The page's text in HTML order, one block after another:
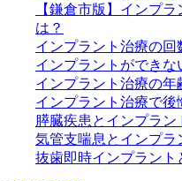
【鎌倉市版】インプ
は？
インプラント治療の回
インプラントができ
インプラント治療の年
インプラント治療で後
膵臓疾患とインプラン
気管支喘息とインプラ
抜歯即時インプラント